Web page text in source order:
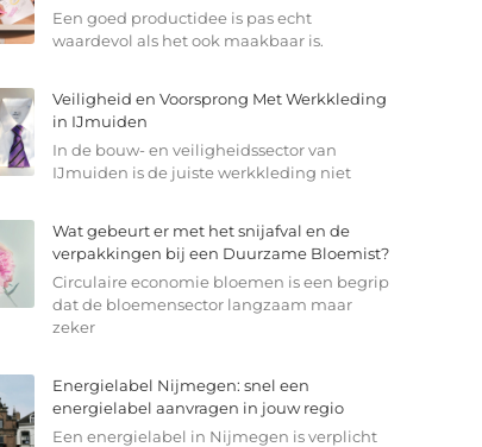
Een goed productidee is pas echt
waardevol als het ook maakbaar is.
Veiligheid en Voorsprong Met Werkkleding
in IJmuiden
In de bouw- en veiligheidssector van
IJmuiden is de juiste werkkleding niet
Wat gebeurt er met het snijafval en de
verpakkingen bij een Duurzame Bloemist?
Circulaire economie bloemen is een begrip
dat de bloemensector langzaam maar
zeker
Energielabel Nijmegen: snel een
energielabel aanvragen in jouw regio
Een energielabel in Nijmegen is verplicht